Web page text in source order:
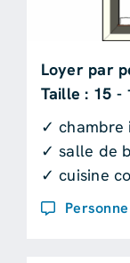
Loyer par
Taille : 15
✓ chambre
✓ salle de
✓ cuisine